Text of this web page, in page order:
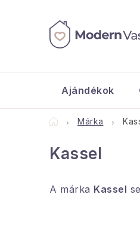
tartalomhoz
Ajándékok
Kezdőlap
Márka
Kassel
A márka Kassel